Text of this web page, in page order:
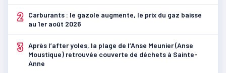
2
Carburants : le gazole augmente, le prix du gaz baisse
au 1er août 2026
3 Après l’after yoles, la plage de l’Anse Meunier (Anse
Moustique) retrouvée couverte de déchets à Sainte-
Anne